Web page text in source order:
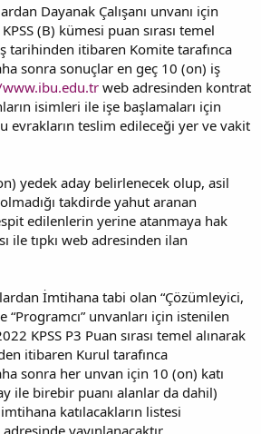
Dayanak Çalışanı unvanı için
(B) kümesi puan sırası temel
tarihinden itibaren Komite tarafınca
sonra sonuçlar en geç 10 (on) iş
web adresinden kontrat
isimleri ile işe başlamaları için
evrakların teslim edileceği yer ve vakit
yedek aday belirlenecek olup, asil
takdirde yahut aranan
edilenlerin yerine atanmaya hak
ile tıpkı web adresinden ilan
İmtihana tabi olan “Çözümleyici,
“Programcı” unvanları için istenilen
KPSS P3 Puan sırası temel alınarak
itibaren Kurul tarafınca
sonra her unvan için 10 (on) katı
ile birebir puanı alanlar da dahil)
katılacakların listesi
adresinde yayınlanacaktır.